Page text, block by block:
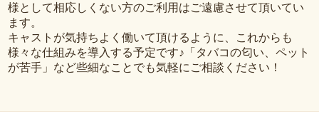
様として相応しくない方のご利用はご遠慮させて頂いてい
ます。
キャストが気持ちよく働いて頂けるように、これからも
様々な仕組みを導入する予定です♪「タバコの匂い、ペット
が苦手」など些細なことでも気軽にご相談ください！